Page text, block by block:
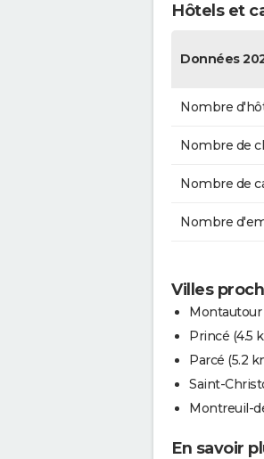
Hôtels et
Données
Nombre
Nombre de
Nombre de
Nombre
Villes
Montautour
Princé (4.5
Parcé (5.2
Saint-
Montreuil-
En savoir